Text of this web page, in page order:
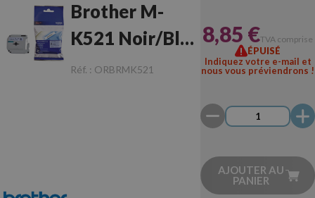
Brother M-
K521 Noir/Bleu
Originale
Réf. : ORBRMK521
8,85 €TVA comprise
ÉPUISÉ
Indiquez votre e-mail et
nous vous préviendrons !
AJOUTER AU
PANIER